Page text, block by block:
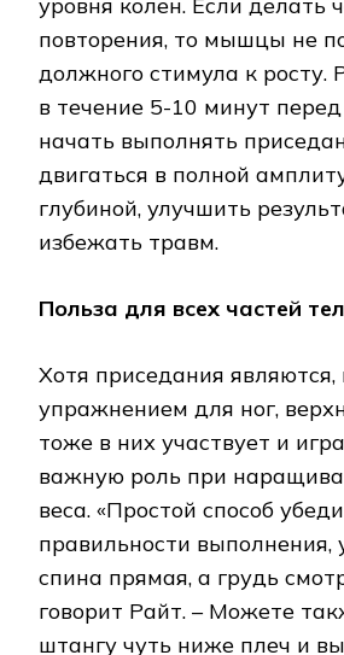
повторения, то мышцы не
должного стимула к росту.
в течение 5-10 минут
начать выполнять
двигаться в полной
глубиной, улучшить
избежать травм.
Польза для всех частей
Хотя приседания являются,
упражнением для ног,
тоже в них участвует и
важную роль при
веса. «Простой способ
правильности выполнения,
спина прямая, а грудь
говорит Райт. – Можете
штангу чуть ниже плеч и